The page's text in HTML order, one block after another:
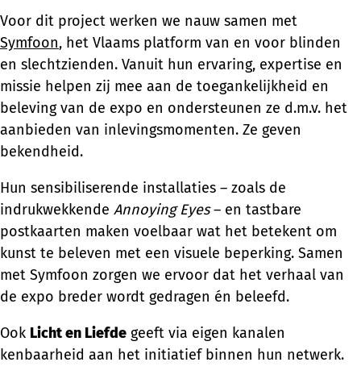
Voor dit project werken we nauw samen met
Symfoon, het Vlaams platform van en voor blinden
en slechtzienden. Vanuit hun ervaring, expertise en
missie helpen zij mee aan de toegankelijkheid en
beleving van de expo en ondersteunen ze d.m.v. het
aanbieden van inlevingsmomenten. Ze geven
bekendheid.
Hun sensibiliserende installaties – zoals de
indrukwekkende Annoying Eyes– en tastbare
postkaarten maken voelbaar wat het betekent om
kunst te beleven met een visuele beperking. Samen
met Symfoon zorgen we ervoor dat het verhaal van
de expo breder wordt gedragen én beleefd.
Ook Licht en Liefde geeft via eigen kanalen
kenbaarheid aan het initiatief binnen hun netwerk.